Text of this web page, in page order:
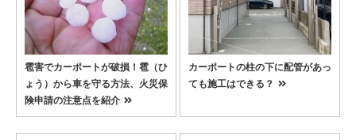
雹害でカーポートが破損！雹（ひ
ょう）から車を守る方法、火災保
険申請の注意点を紹介
カーポートの柱の下に配管があっ
ても施工はできる？